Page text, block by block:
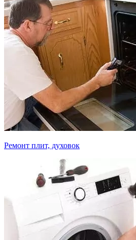
Ремонт плит, духовок